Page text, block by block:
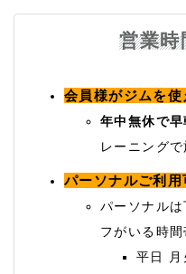
営業
会員様がジムを使
年中無休で
レーニング
パーソナルご利用
パーソナル
フがいる時
平日